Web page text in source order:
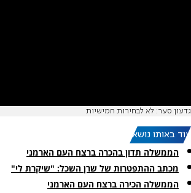
גדעון סער: לא לבחירות חמישיות
עוד באותו נושא:
הממשלה תדון בהכרה ברצח העם הארמני
מכתב ההתפטרות של שרן השכל: "שיקרת לי"
הממשלה הכירה ברצח העם הארמני